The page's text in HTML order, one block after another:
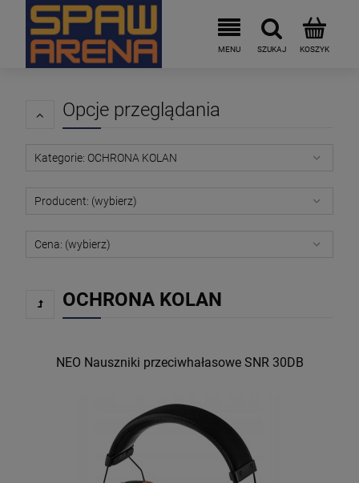
Opcje przeglądania
Kategorie: OCHRONA KOLAN
Producent: (wybierz)
Cena: (wybierz)
OCHRONA KOLAN
NEO Nauszniki przeciwhałasowe SNR 30DB